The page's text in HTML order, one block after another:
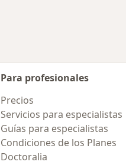
Para profesionales
Precios
Servicios para especialistas
Guías para especialistas
Condiciones de los Planes
Doctoralia